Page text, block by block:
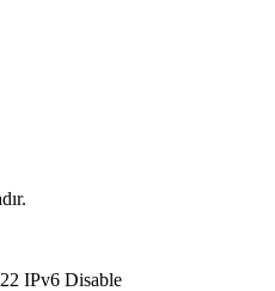
IPv6 Disable